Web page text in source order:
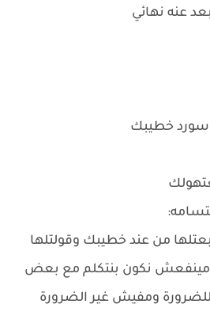
عنه نهائي
خطيبك
بعتلها من عند خطيبك وقولتلها
ومينفعش نكون بنتكلم مع بعض
للضرورة ومفيش غير الضرورة